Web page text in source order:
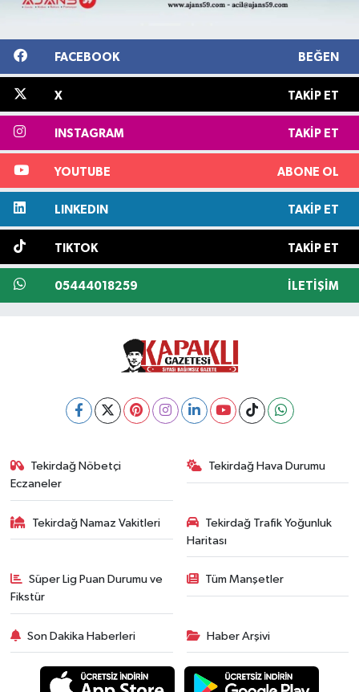
FACEBOOK BEĞEN
X TAKIP ET
INSTAGRAM TAKIP ET
YOUTUBE ABONE OL
LINKEDIN TAKIP ET
TIKTOK TAKIP ET
05444018259 İLETIŞIM
Tekirdağ Nöbetçi
Eczaneler
Tekirdağ Hava Durumu
Tekirdağ Namaz Vakitleri
Tekirdağ Trafik Yoğunluk
Haritası
Süper Lig Puan Durumu ve
Fikstür
Tüm Manşetler
Son Dakika Haberleri Haber Arşivi